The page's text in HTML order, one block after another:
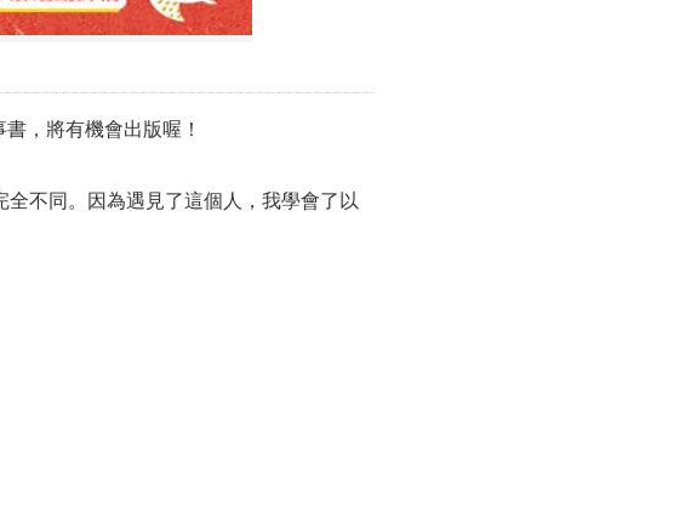
，將有機會出版喔！
不同。因為遇見了這個人，我學會了以